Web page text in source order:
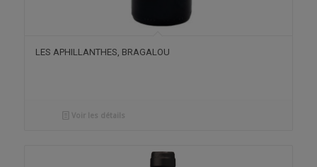
LES APHILLANTHES, BRAGALOU
Voir les détails